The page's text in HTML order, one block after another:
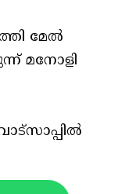
മേൽ
മനോളി